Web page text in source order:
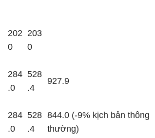
202
0
203
0
284
.0
528
.4
927.9
284
.0
528
.4
844.0 (-9% kịch bản thông
thường)